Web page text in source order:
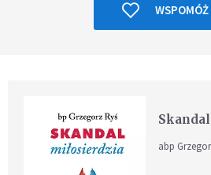
WSPOMÓŻ
abp